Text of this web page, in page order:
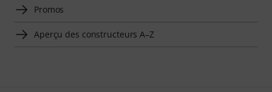
Promos
Aperçu des constructeurs A–Z